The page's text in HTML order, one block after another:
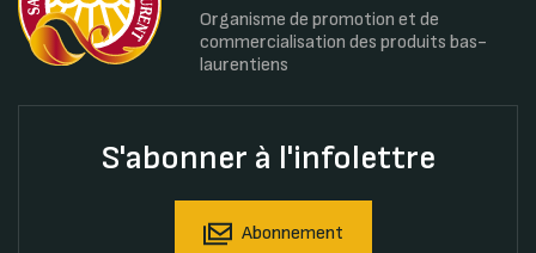
Organisme de promotion et de
commercialisation des produits bas-
laurentiens
S'abonner à l'infolettre
Abonnement